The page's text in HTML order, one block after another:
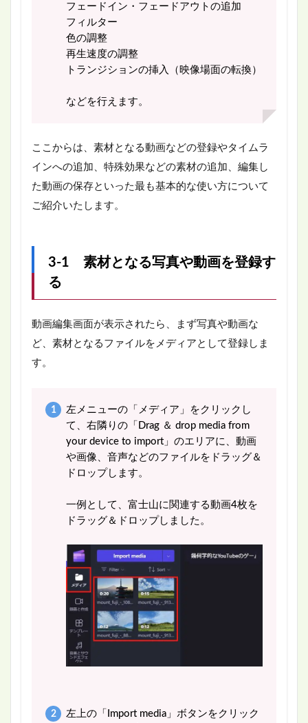
フェードイン・フェードアウトの追加
フィルター
色の調整
再生速度の調整
トランジションの挿入（映像場面の転換）
などを行えます。
ここからは、素材となる動画などの登録やタイムラ
インへの追加、特殊効果などの素材の追加、編集し
た動画の保存といった最も基本的な使い方について
ご紹介いたします。
3-1 素材となる写真や動画を登録す
る
動画編集画面が表示されたら、まず写真や動画な
ど、素材となるファイルをメディアとして登録しま
す。
左メニューの「メディア」をクリックし
て、右隣りの「Drag ＆ drop media from
your device to import」のエリアに、動画
や画像、音声などのファイルをドラッグ＆
ドロップします。
一例として、富士山に関連する動画4枚を
ドラッグ＆ドロップしました。
左上の「Import media」ボタンをクリック